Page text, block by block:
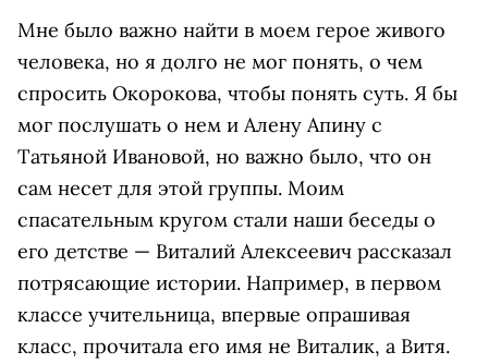
Мне было важно найти в моем герое живого
человека, но я долго не мог понять, о чем
спросить Окорокова, чтобы понять суть. Я бы
мог послушать о нем и Алену Апину с
Татьяной Ивановой, но важно было, что он
сам несет для этой группы. Моим
спасательным кругом стали наши беседы о
его детстве — Виталий Алексеевич рассказал
потрясающие истории. Например, в первом
классе учительница, впервые опрашивая
класс, прочитала его имя не Виталик, а Витя.